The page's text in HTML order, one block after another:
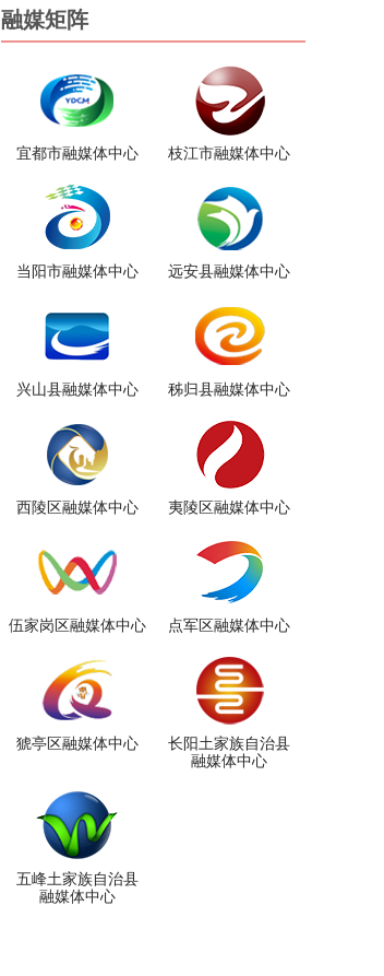
融媒矩阵
宜都市融媒体中心 枝江市融媒体中心
当阳市融媒体中心 远安县融媒体中心
兴山县融媒体中心 秭归县融媒体中心
西陵区融媒体中心 夷陵区融媒体中心
伍家岗区融媒体中心 点军区融媒体中心
猇亭区融媒体中心
长阳土家族自治县
融媒体中心
五峰土家族自治县
融媒体中心